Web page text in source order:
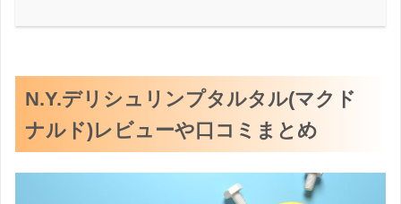
N.Y.デリシュリンプタルタル(マクド
ナルド)レビューや口コミまとめ